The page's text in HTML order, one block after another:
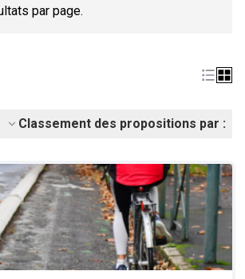
par page.
Classement des propositions par :